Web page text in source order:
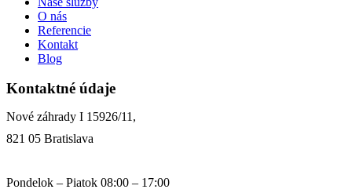
O nás
Referencie
Kontakt
Blog
Kontaktné údaje
Nové záhrady I 15926/11,
821 05 Bratislava
Pondelok – Piatok 08:00 – 17:00